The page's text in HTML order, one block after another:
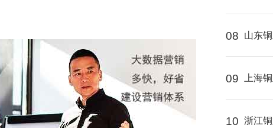
08 山东
09 上海
10 浙江